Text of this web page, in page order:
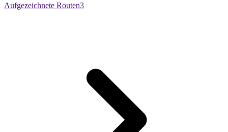
Aufgezeichnete Routen3